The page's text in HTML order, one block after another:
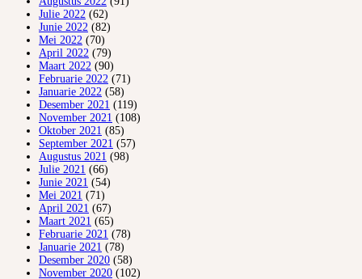
Julie 2022 (62)
Junie 2022 (82)
Mei 2022 (70)
April 2022 (79)
Maart 2022 (90)
Februarie 2022 (71)
Januarie 2022 (58)
Desember 2021 (119)
November 2021 (108)
Oktober 2021 (85)
September 2021 (57)
Augustus 2021 (98)
Julie 2021 (66)
Junie 2021 (54)
Mei 2021 (71)
April 2021 (67)
Maart 2021 (65)
Februarie 2021 (78)
Januarie 2021 (78)
Desember 2020 (58)
November 2020 (102)